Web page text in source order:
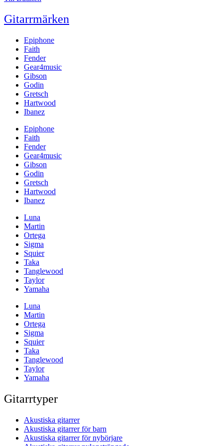
Gitarrmärken
Epiphone
Faith
Fender
Gear4music
Gibson
Godin
Gretsch
Hartwood
Ibanez
Epiphone
Faith
Fender
Gear4music
Gibson
Godin
Gretsch
Hartwood
Ibanez
Luna
Martin
Ortega
Sigma
Squier
Taka
Tanglewood
Taylor
Yamaha
Luna
Martin
Ortega
Sigma
Squier
Taka
Tanglewood
Taylor
Yamaha
Gitarrtyper
Akustiska gitarrer
Akustiska gitarrer för barn
Akustiska gitarrer för nybörjare